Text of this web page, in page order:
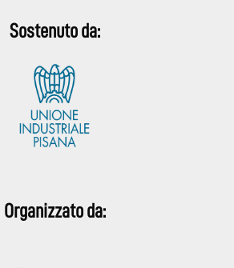
Sostenuto da:
Organizzato da: